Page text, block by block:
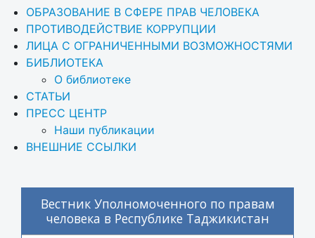
ОБРАЗОВАНИЕ В СФЕРЕ ПРАВ ЧЕЛОВЕКА
ПРОТИВОДЕЙСТВИЕ КОРРУПЦИИ
ЛИЦА С ОГРАНИЧЕННЫМИ ВОЗМОЖНОСТЯМИ
БИБЛИОТЕКА
О библиотеке
СТАТЬИ
ПРЕСС ЦЕНТР
Наши публикации
ВНЕШНИЕ ССЫЛКИ
Вестник Уполномоченного по правам
человека в Республике Таджикистан